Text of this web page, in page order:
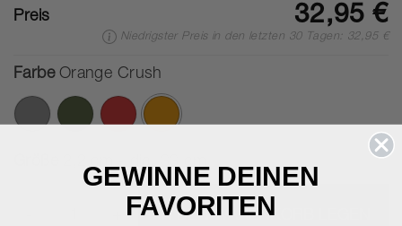
Preis 32,95 €
Niedrigster Preis in den letzten 30 Tagen: 32,95 €
Farbe Orange Crush
IN DEN WARENKORB LEGEN
GEWINNE DEINEN
FAVORITEN